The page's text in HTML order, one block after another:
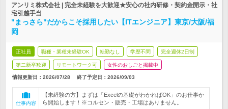
アンリミ株式会社 | 完全未経験を大歓迎★安心の社内研修・契約金開示・社
宅引越手当
"まっさら"だからこそ採用したい【ITエンジニア】東京/大阪/福
岡
正社員 職種・業種未経験OK 転勤なし 学歴不問 完全週休2日制
第二新卒歓迎 リモートワーク可 女性のおしごと掲載中
情報更新日：2026/07/28 終了予定日： 2026/09/03
仕事内容
【未経験の方】まずは「Excelの基礎がわかればOK」のお仕事か
ら開始します！※コルセン・販売・工場はありません。